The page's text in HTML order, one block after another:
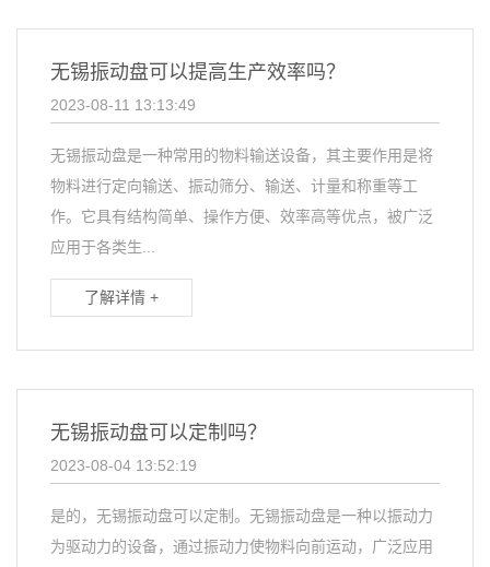
无锡振动盘可以提高生产效率吗？
2023-08-11 13:13:49
无锡振动盘是一种常用的物料输送设备，其主要作用是将
物料进行定向输送、振动筛分、输送、计量和称重等工
作。它具有结构简单、操作方便、效率高等优点，被广泛
应用于各类生...
了解详情 +
无锡振动盘可以定制吗？
2023-08-04 13:52:19
是的，无锡振动盘可以定制。无锡振动盘是一种以振动力
为驱动力的设备，通过振动力使物料向前运动，广泛应用